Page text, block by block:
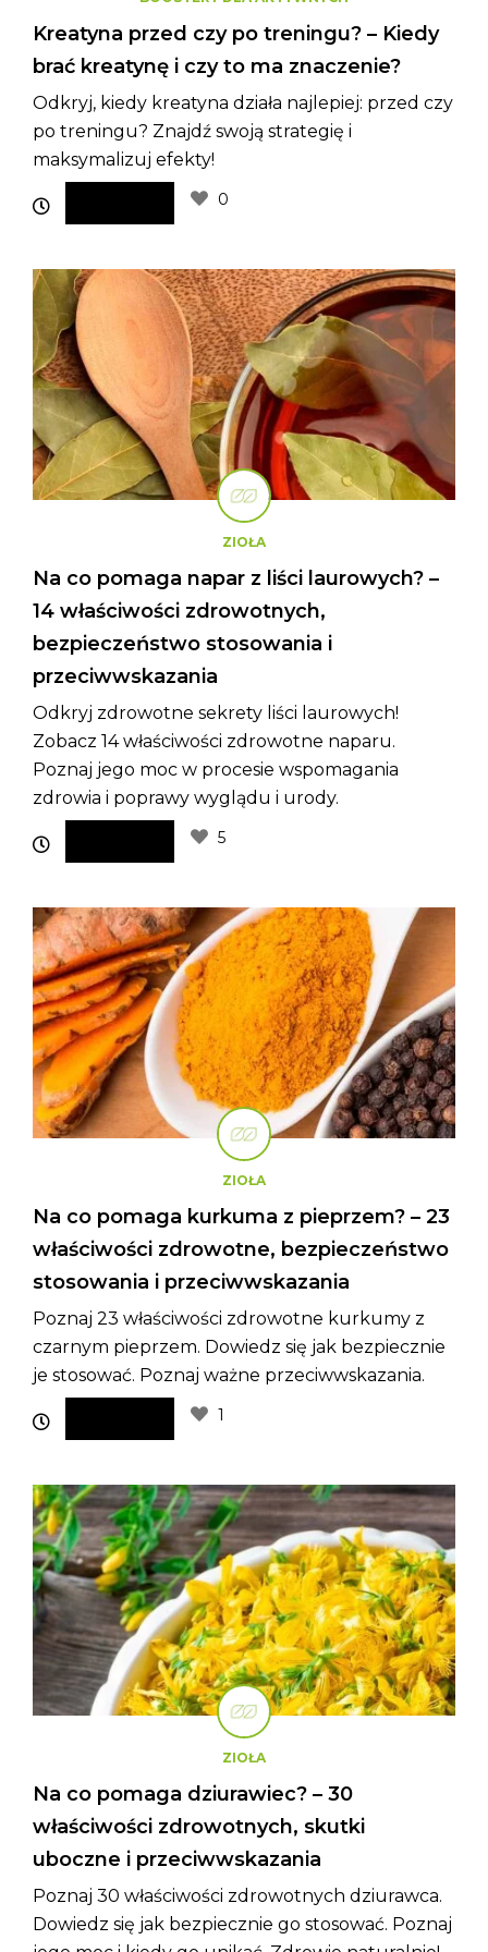
Kreatyna przed czy po treningu? – Kiedy
brać kreatynę i czy to ma znaczenie?
Odkryj, kiedy kreatyna działa najlepiej: przed czy
po treningu? Znajdź swoją strategię i
maksymalizuj efekty!
0
ZIOŁA
Na co pomaga napar z liści laurowych? –
14 właściwości zdrowotnych,
bezpieczeństwo stosowania i
przeciwwskazania
Odkryj zdrowotne sekrety liści laurowych!
Zobacz 14 właściwości zdrowotne naparu.
Poznaj jego moc w procesie wspomagania
zdrowia i poprawy wyglądu i urody.
5
ZIOŁA
Na co pomaga kurkuma z pieprzem? – 23
właściwości zdrowotne, bezpieczeństwo
stosowania i przeciwwskazania
Poznaj 23 właściwości zdrowotne kurkumy z
czarnym pieprzem. Dowiedz się jak bezpiecznie
je stosować. Poznaj ważne przeciwwskazania.
1
ZIOŁA
Na co pomaga dziurawiec? – 30
właściwości zdrowotnych, skutki
uboczne i przeciwwskazania
Poznaj 30 właściwości zdrowotnych dziurawca.
Dowiedz się jak bezpiecznie go stosować. Poznaj